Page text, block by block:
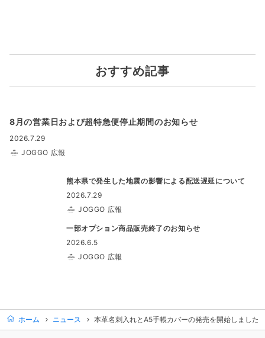
おすすめ記事
8月の営業日および超特急便停止期間のお知らせ
2026.7.29
JOGGO 広報
熊本県で発生した地震の影響による配送遅延について
2026.7.29
JOGGO 広報
一部オプション商品販売終了のお知らせ
2026.6.5
JOGGO 広報
ホーム ニュース 本革名刺入れとA5手帳カバーの発売を開始しました